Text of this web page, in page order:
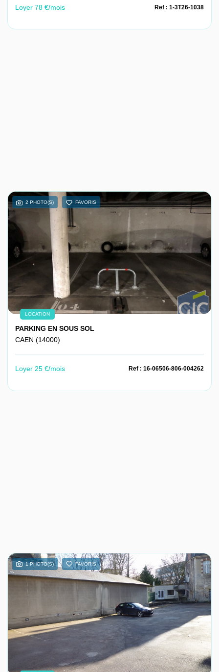
Loyer 78 €/mois Ref : 1-3T26-1038
2 PHOTO(S) FAVORIS
LOCATION
PARKING EN SOUS SOL
CAEN (14000)
Loyer 25 €/mois Ref : 16-06506-806-004262
1 PHOTO(S) FAVORIS